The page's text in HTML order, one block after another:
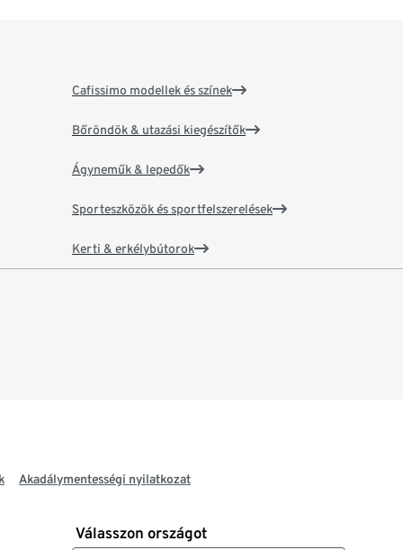
Cafissimo modellek és színek
Bőröndök & utazási kiegészítők
Ágyneműk & lepedők
Sporteszközök és sportfelszerelések
Kerti & erkélybútorok
Akadálymentességi nyilatkozat
Válasszon országot